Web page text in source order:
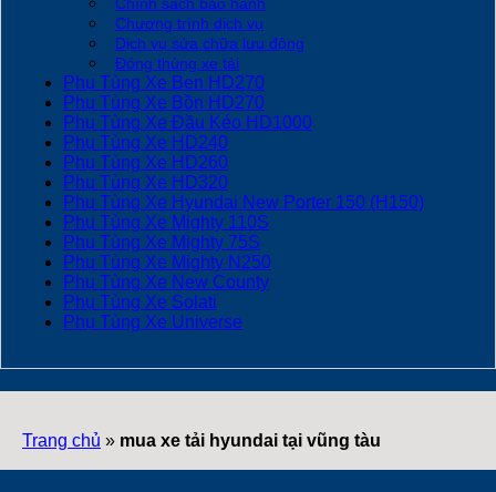
Chương trình dịch vụ
Dịch vụ sửa chữa lưu động
Đóng thùng xe tải
Phụ Tùng Xe Ben HD270
Phụ Tùng Xe Bồn HD270
Phụ Tùng Xe Đầu Kéo HD1000
Phụ Tùng Xe HD240
Phụ Tùng Xe HD260
Phụ Tùng Xe HD320
Phụ Tùng Xe Hyundai New Porter 150 (H150)
Phụ Tùng Xe Mighty 110S
Phụ Tùng Xe Mighty 75S
Phụ Tùng Xe Mighty N250
Phụ Tùng Xe New County
Phụ Tùng Xe Solati
Phụ Tùng Xe Universe
Trang chủ » mua xe tải hyundai tại vũng tàu